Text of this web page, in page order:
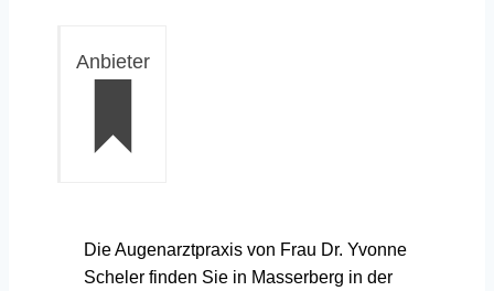
Anbieter
Die Augenarztpraxis von Frau Dr. Yvonne
Scheler finden Sie in Masserberg in der